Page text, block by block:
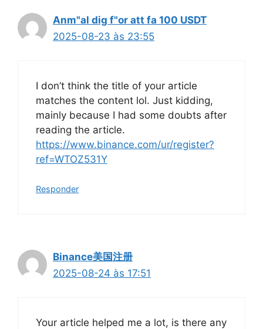
Anm"al dig f"or att fa 100 USDT
2025-08-23 às 23:55
I don’t think the title of your article
matches the content lol. Just kidding,
mainly because I had some doubts after
reading the article.
https://www.binance.com/ur/register?
ref=WTOZ531Y
Responder
Binance美国注册
2025-08-24 às 17:51
Your article helped me a lot, is there any